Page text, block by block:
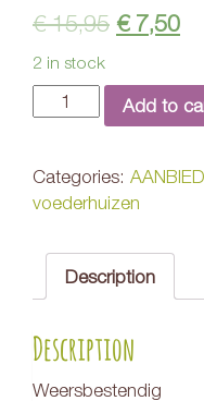
€15,95 €7,50
2 in stock
Quantity Add to
Categories:
voederhuizen
Description
Description
Weersbestendig